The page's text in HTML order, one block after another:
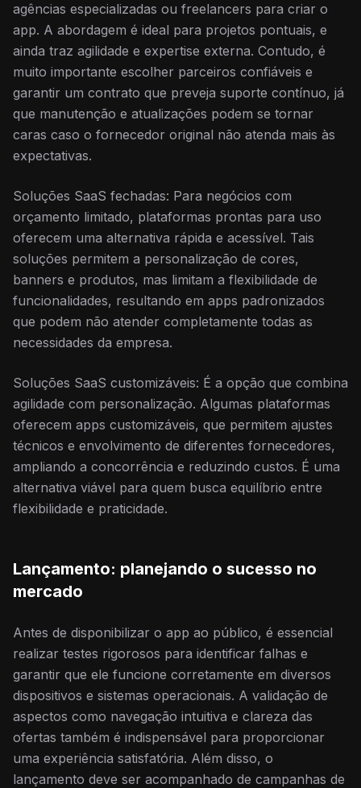
agências especializadas ou freelancers para criar o
app. A abordagem é ideal para projetos pontuais, e
ainda traz agilidade e expertise externa. Contudo, é
muito importante escolher parceiros confiáveis e
garantir um contrato que preveja suporte contínuo, já
que manutenção e atualizações podem se tornar
caras caso o fornecedor original não atenda mais às
expectativas.
Soluções SaaS fechadas: Para negócios com
orçamento limitado, plataformas prontas para uso
oferecem uma alternativa rápida e acessível. Tais
soluções permitem a personalização de cores,
banners e produtos, mas limitam a flexibilidade de
funcionalidades, resultando em apps padronizados
que podem não atender completamente todas as
necessidades da empresa.
Soluções SaaS customizáveis: É a opção que combina
agilidade com personalização. Algumas plataformas
oferecem apps customizáveis, que permitem ajustes
técnicos e envolvimento de diferentes fornecedores,
ampliando a concorrência e reduzindo custos. É uma
alternativa viável para quem busca equilíbrio entre
flexibilidade e praticidade.
Lançamento: planejando o sucesso no
mercado
Antes de disponibilizar o app ao público, é essencial
realizar testes rigorosos para identificar falhas e
garantir que ele funcione corretamente em diversos
dispositivos e sistemas operacionais. A validação de
aspectos como navegação intuitiva e clareza das
ofertas também é indispensável para proporcionar
uma experiência satisfatória. Além disso, o
lançamento deve ser acompanhado de campanhas de